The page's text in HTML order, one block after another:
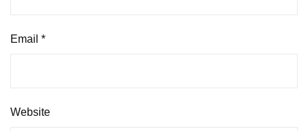
Email *
Website